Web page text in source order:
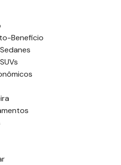
Beneficio